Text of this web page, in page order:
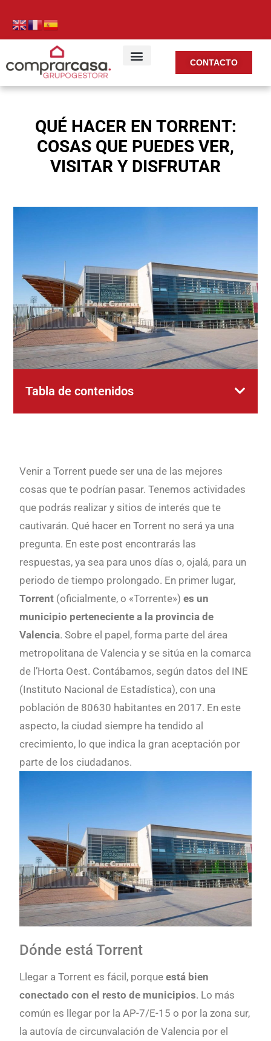
CONTACTO
QUÉ HACER EN TORRENT:
COSAS QUE PUEDES VER,
VISITAR Y DISFRUTAR
Tabla de contenidos
Venir a Torrent puede ser una de las mejores
cosas que te podrían pasar. Tenemos actividades
que podrás realizar y sitios de interés que te
cautivarán. Qué hacer en Torrent no será ya una
pregunta. En este post encontrarás las
respuestas, ya sea para unos días o, ojalá, para un
periodo de tiempo prolongado. En primer lugar,
Torrent (oficialmente, o «Torrente»)es un
municipio perteneciente a la provincia de
Valencia. Sobre el papel, forma parte del área
metropolitana de Valencia y se sitúa en la comarca
de l’Horta Oest. Contábamos, según datos del INE
(Instituto Nacional de Estadística), con una
población de 80630 habitantes en 2017. En este
aspecto, la ciudad siempre ha tendido al
crecimiento, lo que indica la gran aceptación por
parte de los ciudadanos.
Dónde está Torrent
Llegar a Torrent es fácil, porqueestá bien
conectado con el resto de municipios. Lo más
común es llegar por la AP-7/E-15 o por la zona sur,
la autovía de circunvalación de Valencia por el